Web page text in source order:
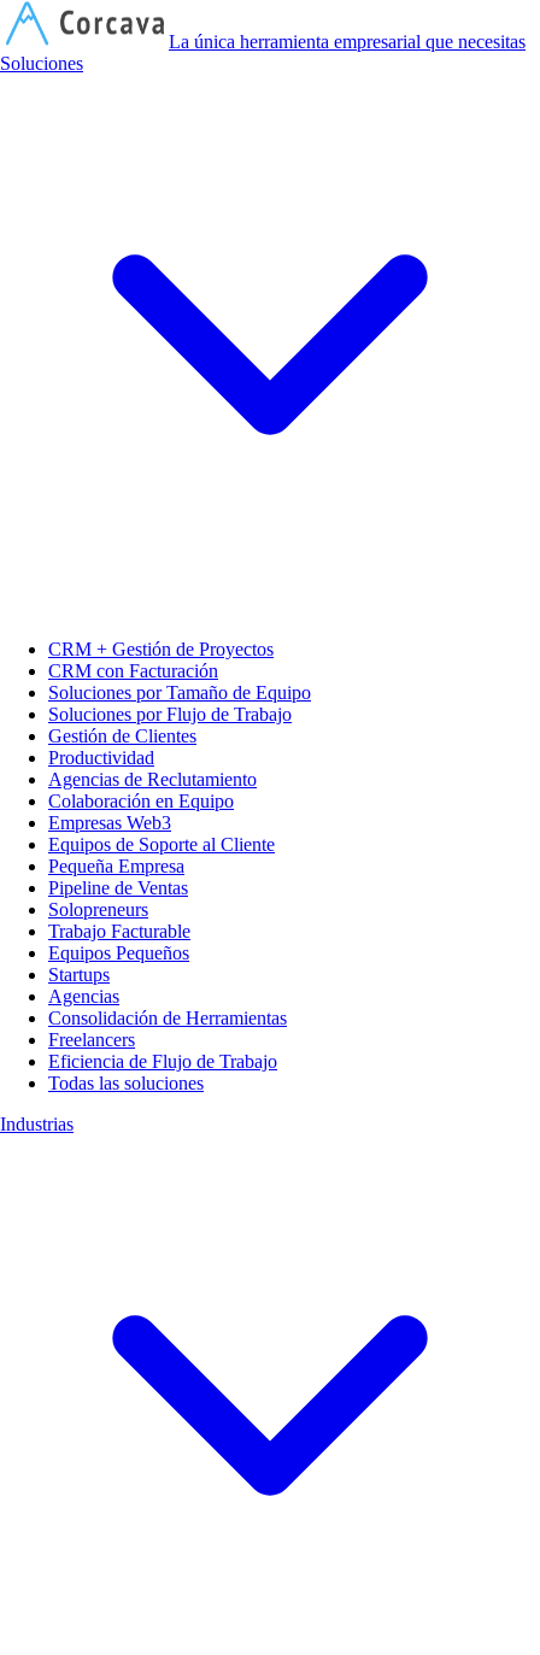
La única herramienta empresarial que necesitas
Soluciones
CRM + Gestión de Proyectos
CRM con Facturación
Soluciones por Tamaño de Equipo
Soluciones por Flujo de Trabajo
Gestión de Clientes
Productividad
Agencias de Reclutamiento
Colaboración en Equipo
Empresas Web3
Equipos de Soporte al Cliente
Pequeña Empresa
Pipeline de Ventas
Solopreneurs
Trabajo Facturable
Equipos Pequeños
Startups
Agencias
Consolidación de Herramientas
Freelancers
Eficiencia de Flujo de Trabajo
Todas las soluciones
Industrias